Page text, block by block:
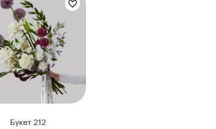
TenCollection
Букет 212